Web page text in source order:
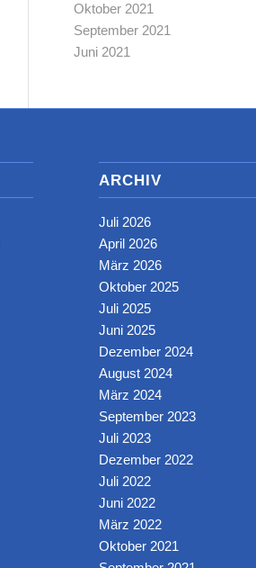
Oktober 2021
September 2021
Juni 2021
ARCHIV
Juli 2026
April 2026
März 2026
Oktober 2025
Juli 2025
Juni 2025
Dezember 2024
August 2024
März 2024
September 2023
Juli 2023
Dezember 2022
Juli 2022
Juni 2022
März 2022
Oktober 2021